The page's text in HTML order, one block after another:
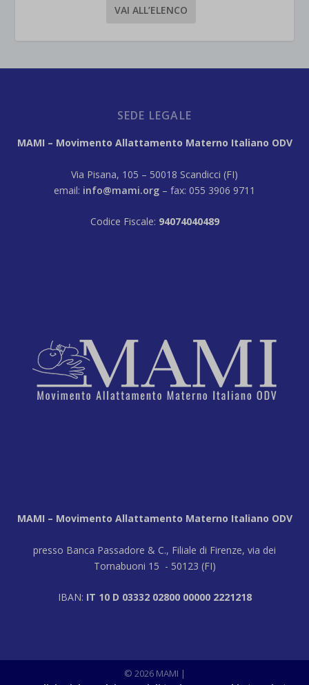
VAI ALL’ELENCO
SEDE LEGALE
MAMI – Movimento Allattamento Materno Italiano ODV
Via Pisana, 105 – 50018 Scandicci (FI)
email: info@mami.org – fax: 055 3906 9711
Codice Fiscale: 94074040489
MAMI – Movimento Allattamento Materno Italiano ODV
presso Banca Passadore & C., Filiale di Firenze, via dei
Tornabuoni 15 - 50123 (FI)
IBAN: IT 10 D 03332 02800 00000 2221218
© 2026 MAMI |